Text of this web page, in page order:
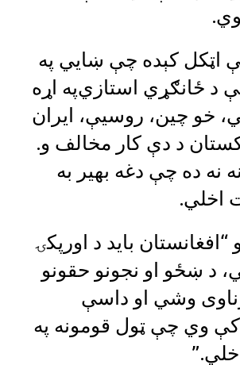
اټکل کېده چې ښايي په
د ځانګړي ‌استازي‌په اړه
خو چین، روسیې،‌ ایران
د دې کار مخالف و.‌
نه ده چې دغه بهیر به
اخلي.
“افغانستان باید د اورپکۍ
د ښځو او نجونو حقونو
وشي او داسې
وي چې ټول قومونه په